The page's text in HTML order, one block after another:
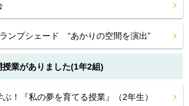
ンプシェード “あかりの空間を演出”
業がありました(1年2組)
！『私の夢を育てる授業』（2年生）